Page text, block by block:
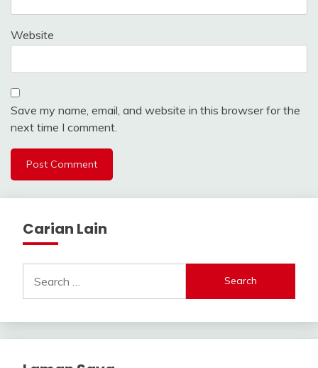
Website
Save my name, email, and website in this browser for the
next time I comment.
Carian Lain
for: